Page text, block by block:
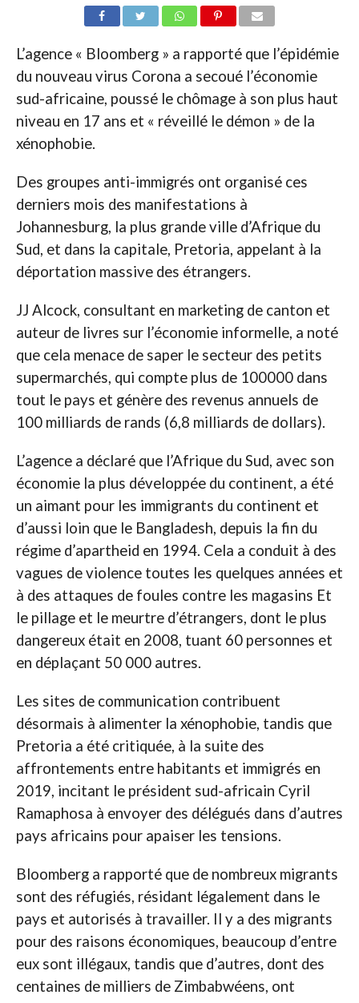
L’agence « Bloomberg » a rapporté que l’épidémie
du nouveau virus Corona a secoué l’économie
sud-africaine, poussé le chômage à son plus haut
niveau en 17 ans et « réveillé le démon » de la
xénophobie.
Des groupes anti-immigrés ont organisé ces
derniers mois des manifestations à
Johannesburg, la plus grande ville d’Afrique du
Sud, et dans la capitale, Pretoria, appelant à la
déportation massive des étrangers.
JJ Alcock, consultant en marketing de canton et
auteur de livres sur l’économie informelle, a noté
que cela menace de saper le secteur des petits
supermarchés, qui compte plus de 100000 dans
tout le pays et génère des revenus annuels de
100 milliards de rands (6,8 milliards de dollars).
L’agence a déclaré que l’Afrique du Sud, avec son
économie la plus développée du continent, a été
un aimant pour les immigrants du continent et
d’aussi loin que le Bangladesh, depuis la fin du
régime d’apartheid en 1994. Cela a conduit à des
vagues de violence toutes les quelques années et
à des attaques de foules contre les magasins Et
le pillage et le meurtre d’étrangers, dont le plus
dangereux était en 2008, tuant 60 personnes et
en déplaçant 50 000 autres.
Les sites de communication contribuent
désormais à alimenter la xénophobie, tandis que
Pretoria a été critiquée, à la suite des
affrontements entre habitants et immigrés en
2019, incitant le président sud-africain Cyril
Ramaphosa à envoyer des délégués dans d’autres
pays africains pour apaiser les tensions.
Bloomberg a rapporté que de nombreux migrants
sont des réfugiés, résidant légalement dans le
pays et autorisés à travailler. Il y a des migrants
pour des raisons économiques, beaucoup d’entre
eux sont illégaux, tandis que d’autres, dont des
centaines de milliers de Zimbabwéens, ont